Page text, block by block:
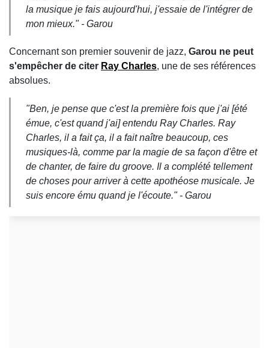
la musique je fais aujourd'hui, j'essaie de l'intégrer de
mon mieux." - Garou
Concernant son premier souvenir de jazz, Garou ne peut
s'empêcher de citer Ray Charles, une de ses références
absolues.
"Ben, je pense que c'est la première fois que j'ai [été
émue, c'est quand j'ai] entendu Ray Charles. Ray
Charles, il a fait ça, il a fait naître beaucoup, ces
musiques-là, comme par la magie de sa façon d'être et
de chanter, de faire du groove. Il a complété tellement
de choses pour arriver à cette apothéose musicale. Je
suis encore ému quand je l'écoute."- Garou